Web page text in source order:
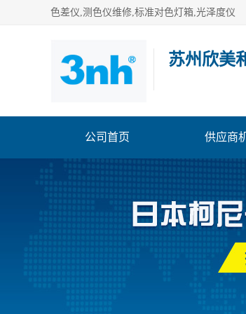
色差仪,测色仪维修,标准对色灯箱,光泽度仪
苏州欣美
公司首页 供应商